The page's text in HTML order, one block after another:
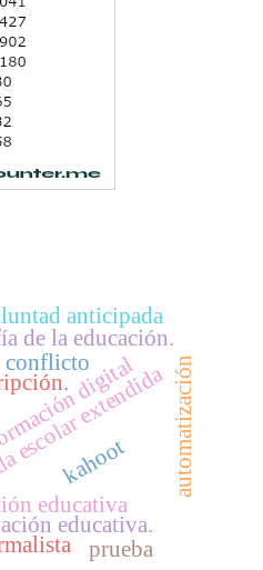
educativa
extendidaautomatización
digital
educativa.
kahoot
de la educación.
prueba
conflicto
anticipada